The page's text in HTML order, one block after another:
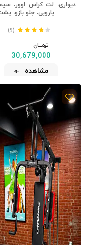
دیواری، لت کراس اوور،
پارویی، جلو بازو،
(9)
تومــــــان
30,679,000
مشاهده